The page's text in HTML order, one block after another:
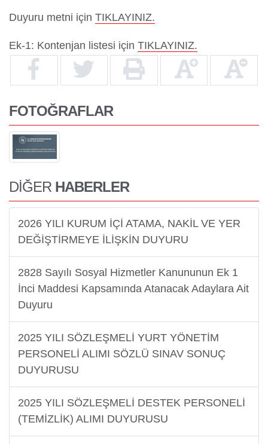
Duyuru metni için TIKLAYINIZ.
Ek-1: Kontenjan listesi için TIKLAYINIZ.
FOTOĞRAFLAR
DİĞER HABERLER
2026 YILI KURUM İÇİ ATAMA, NAKİL VE YER
DEĞİŞTİRMEYE İLİŞKİN DUYURU
2828 Sayılı Sosyal Hizmetler Kanununun Ek 1
İnci Maddesi Kapsamında Atanacak Adaylara Ait
Duyuru
2025 YILI SÖZLEŞMELİ YURT YÖNETİM
PERSONELİ ALIMI SÖZLÜ SINAV SONUÇ
DUYURUSU
2025 YILI SÖZLEŞMELİ DESTEK PERSONELİ
(TEMİZLİK) ALIMI DUYURUSU